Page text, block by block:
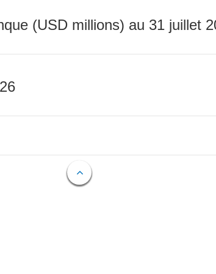
(USD millions) au 31 juillet